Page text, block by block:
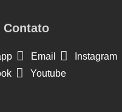
Contato
Email
Instagram
Youtube